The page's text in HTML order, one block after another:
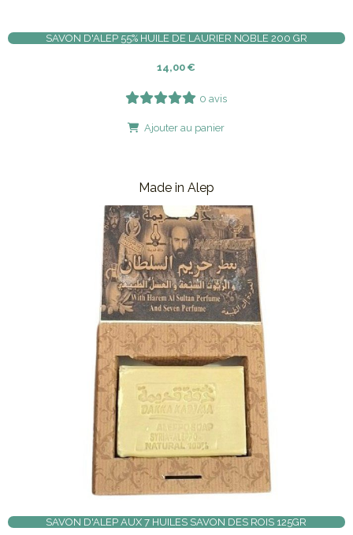
SAVON D'ALEP 55% HUILE DE LAURIER NOBLE 200 GR
14,00 €
0 avis
Ajouter au panier
Made in Alep
SAVON D'ALEP AUX 7 HUILES SAVON DES ROIS 125GR